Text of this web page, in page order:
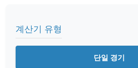
계산기 유형
단일 경기